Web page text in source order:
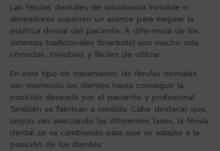
Las férulas dentales de ortodoncia invisible o
alineadores suponen un avance para mejorar la
estética dental del paciente. A diferencia de los
sistemas tradicionales (brackets) son mucho más
cómodas, invisibles y fáciles de utilizar.
En este tipo de tratamiento, las férulas dentales
van moviendo los dientes hasta conseguir la
posición deseada por el paciente y profesional.
También se fabrican a medida. Cabe destacar que,
según van avanzando las diferentes fases, la férula
dental se va cambiando para que se adapte a la
posición de los dientes.